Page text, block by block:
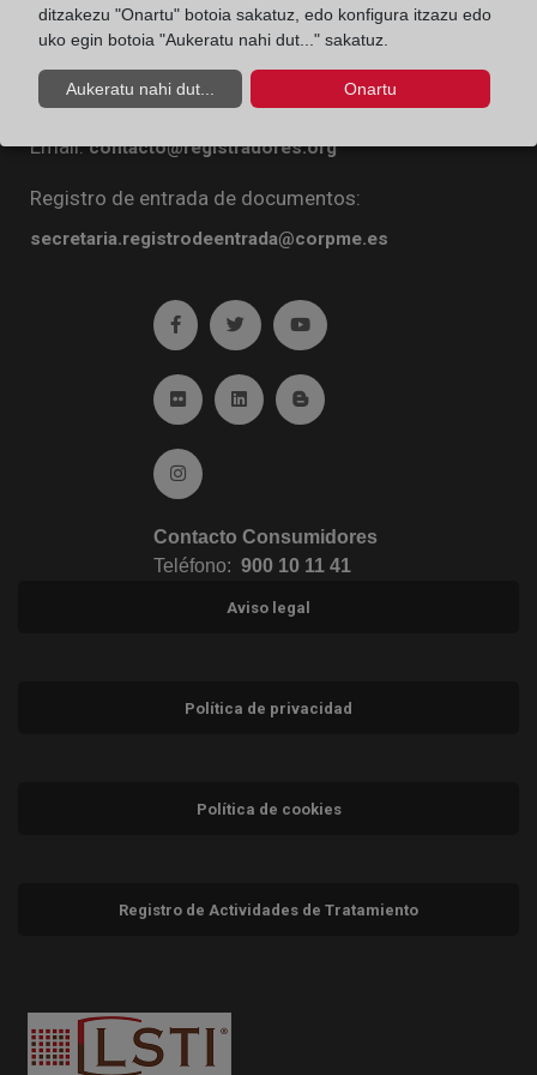
Diego de León, 21. 28006 Madrid
Teléfono:91 270 16 99
Fax:91 564 11 59
Email:contacto@registradores.org
Registro de entrada de documentos:
secretaria.registrodeentrada@corpme.es
Ir a facebook (abre en ventana nueva)
Ir a twitter (abre en ventana nueva)
Ir a YouTube (abre en
Ir a Flickr (abre en ventana nueva)
Ir a Linkedin (abre en ventana nueva)
Ir al Blog (abre en ventana
Ir a Instagram (abre en ventana nueva)
Contacto Consumidores
Teléfono: 900 10 11 41
Aviso legal
Política de privacidad
Política de cookies
Registro de Actividades de Tratamiento
ditzakezu "Onartu" botoia sakatuz, edo konfigura itzazu edo
uko egin botoia "Aukeratu nahi dut..." sakatuz.
Aukeratu nahi dut... Onartu